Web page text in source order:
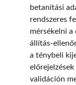
betanítási
rendszeres
mérsékelni
állítás-
a ténybeli
validáción